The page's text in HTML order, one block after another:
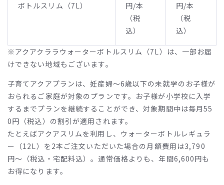
ボトルスリム（7L）
円/本
（税
込）
円/本
（税
込）
※アクアクララウォーターボトルスリム（7L）は、一部お届
けできない地域もございます。
子育てアクアプランは、妊産婦〜6歳以下の未就学のお子様が
おられるご家庭が対象のプランです。お子様が小学校に入学
するまでプランを継続することができ、対象期間中は毎月55
0円（税込）の割引が適用されます。
たとえばアクアスリムを利用し、ウォーターボトルレギュラ
ー（12L）を2本ご注文いただいた場合の月額費用は3,790
円〜（税込・宅配料込）。通常価格よりも、年間6,600円も
お得になります。